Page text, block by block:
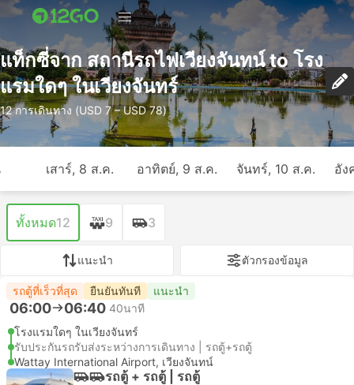
แท็กซี่จาก สถานีรถไฟเวียงจันทน์ to โรง
แรมใดๆ ในเวียงจันทร์
12 การเดินทาง (USD 7 – USD 78)
เสาร์, 8 ส.ค. อาทิตย์, 9 ส.ค. จันทร์, 10 ส.ค. อัง
ทั้งหมด12 9 3
แนะนำ ตัวกรองข้อมูล
รถตู้ที่เร็วที่สุด ยืนยันทันที แนะนำ
06:00 06:40 40นาที
โรงแรมใดๆ ในเวียงจันทร์
รับประกันรถรับส่งระหว่างการเดินทาง | รถตู้+รถตู้
Wattay International Airport, เวียงจันทน์
รถตู้ + รถตู้ | รถตู้